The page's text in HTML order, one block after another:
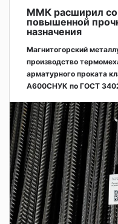
ММК расширил
повышенной
назначения
Магнитогорский
производство
арматурного проката
А600СНУК по ГОСТ